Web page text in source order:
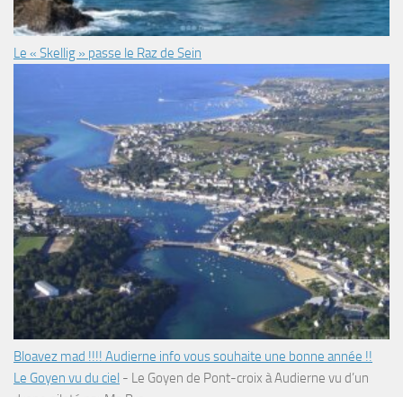
Le « Skellig » passe le Raz de Sein
Bloavez mad !!!! Audierne info vous souhaite une bonne année !!
Le Goyen vu du ciel - Le Goyen de Pont-croix à Audierne vu d’un